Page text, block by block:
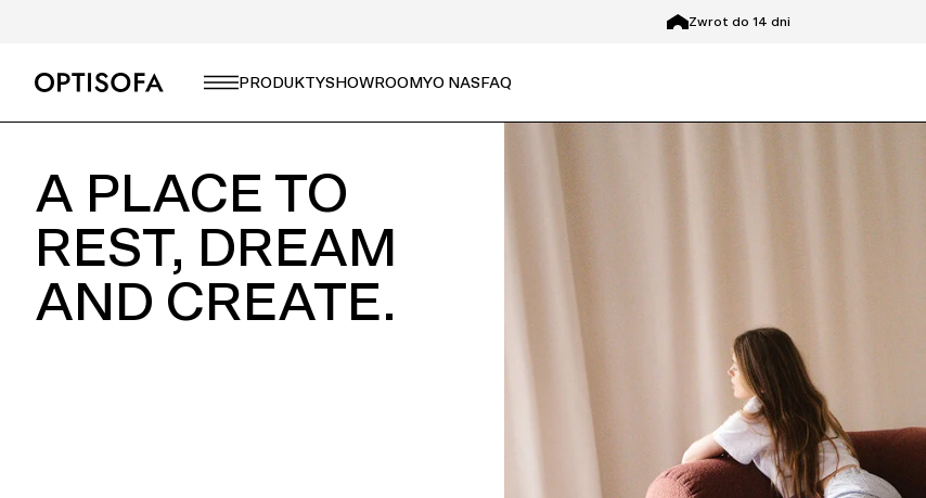
Zwrot do 14 dni
PRODUKTYSHOWROOMYO NASFAQ
A PLACE TO
REST, DREAM
AND CREATE.